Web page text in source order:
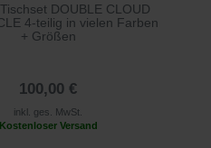
DOUBLE CLOUD
4-teilig in vielen Farben
+ Größen
100,00 €
inkl. ges. MwSt.
Kostenloser Versand